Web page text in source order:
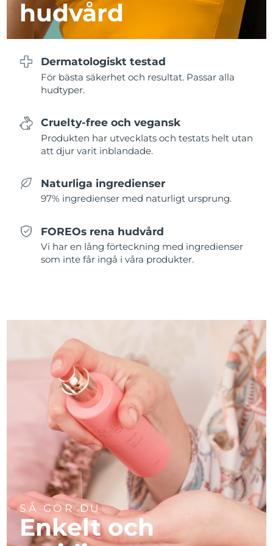
hudvård
Dermatologiskt testad
För bästa säkerhet och resultat. Passar alla
hudtyper.
Cruelty-free och vegansk
Produkten har utvecklats och testats helt utan
att djur varit inblandade.
Naturliga ingredienser
97% ingredienser med naturligt ursprung.
FOREOs rena hudvård
Vi har en lång förteckning med ingredienser
som inte får ingå i våra produkter.
SÅ GÖR DU
Enkelt och
Turkiet 30/1/2026
Förenade
Storbritannien Förväntad leverans29/1/2026
Uzbekistan Förväntad leverans3/2/2026